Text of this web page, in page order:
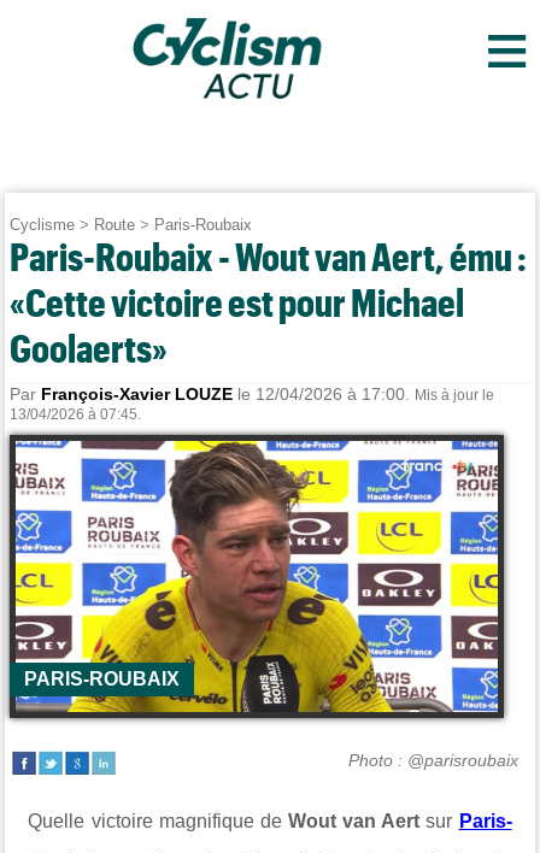
≡
Cyclisme > Route > Paris-Roubaix
Paris-Roubaix - Wout van Aert, ému :
«Cette victoire est pour Michael
Goolaerts»
Par François-Xavier LOUZE le 12/04/2026 à 17:00.
Mis à jour le
13/04/2026 à 07:45.
PARIS-ROUBAIX
Photo : @parisroubaix
Quelle victoire magnifique de Wout van Aert sur Paris-